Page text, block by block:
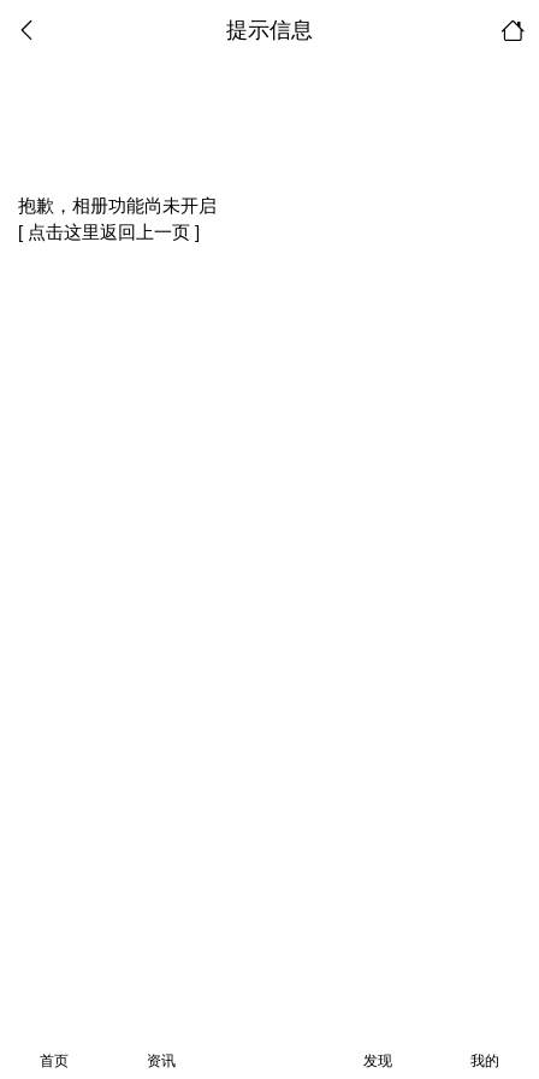
提示信息
抱歉，相册功能尚未开启
[ 点击这里返回上一页 ]
首页 资讯 发现 我的